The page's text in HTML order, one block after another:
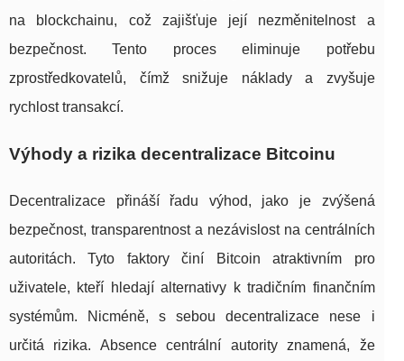
na blockchainu, což zajišťuje její nezměnitelnost a
bezpečnost. Tento proces eliminuje potřebu
zprostředkovatelů, čímž snižuje náklady a zvyšuje
rychlost transakcí.
Výhody a rizika decentralizace Bitcoinu
Decentralizace přináší řadu výhod, jako je zvýšená
bezpečnost, transparentnost a nezávislost na centrálních
autoritách. Tyto faktory činí Bitcoin atraktivním pro
uživatele, kteří hledají alternativy k tradičním finančním
systémům. Nicméně, s sebou decentralizace nese i
určitá rizika. Absence centrální autority znamená, že